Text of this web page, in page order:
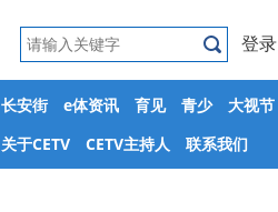
登录
长安街 e体资讯 育见 青少 大视节
关于CETV CETV主持人 联系我们